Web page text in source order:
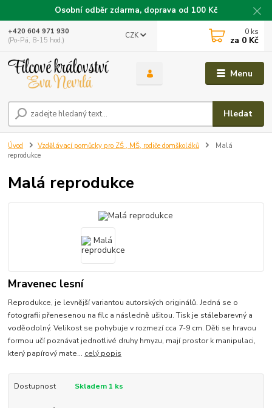
Osobní odběr zdarma, doprava od 100 Kč
Menu
CZK
Hledat
+420 604 971 930
(Po-Pá, 8-15 hod.)
0 ks
za 0 Kč
Úvod Vzdělávací pomůcky pro ZŠ , MŠ, rodiče domškoláků
Malá
reprodukce
Malá reprodukce
Mravenec lesní
Reprodukce, je levnější variantou autorských originálů. Jedná se o
fotografii přenesenou na filc a následně ušitou. Tisk je stálebarevný a
voděodolný. Velikost se pohybuje v rozmezí cca 7-9 cm. Děti se hravou
formou učí poznávat jednotlivé druhy hmyzu, mají prostor k manipulaci,
který papírový mate... celý popis
Dostupnost Skladem 1 ks